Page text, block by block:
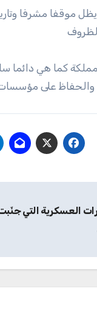
موقفا مشرفا
كما هي دائما
والحفاظ على
العسكرية التي جنّبت